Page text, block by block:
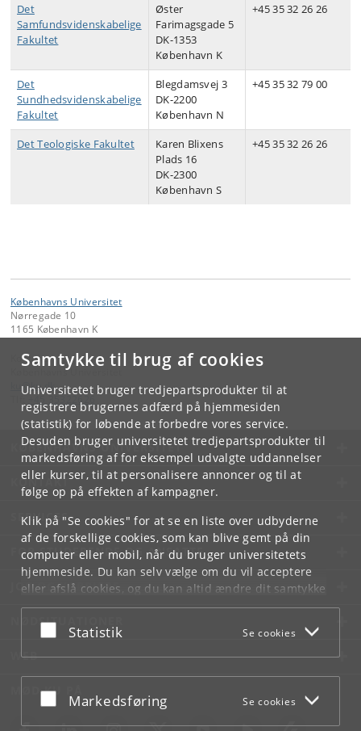
Samtykke til brug af cookies
Universitetet bruger tredjepartsprodukter til at
registrere brugernes adfærd på hjemmesiden
(statistik) for løbende at forbedre vores service.
Desuden bruger universitetet tredjepartsprodukter til
markedsføring af for eksempel udvalgte uddannelser
eller kurser, til at personalisere annoncer og til at
følge op på effekten af kampagner.
Klik på "Se cookies" for at se en liste over udbyderne
af de forskellige cookies, som kan blive gemt på din
computer eller mobil, når du bruger universitetets
hjemmeside. Du kan selv vælge om du vil acceptere
eller afslå cookies, og du kan altid ændre dit samtykke
underCookie- og privatlivspolitiksom du finder i
bunden af hver side.
Acceptér eller afslå
Statistik Se cookies
Acceptér eller afslå
Markedsføring Se cookies
Det
Samfundsvidenskabelige
Fakultet
Øster
Farimagsgade 5
DK-1353
København K
+45 35 32 26 26
Det
Sundhedsvidenskabelige
Fakultet
Blegdamsvej 3
DK-2200
København N
+45 35 32 79 00
Det Teologiske Fakultet
Karen Blixens
Plads 16
DK-2300
København S
+45 35 32 26 26
Københavns Universitet
Nørregade 10
1165 København K
Kontakt:
Københavns Universitet
@ku.dk
KØBENHAVNS UNIVERSITET
KONTAKT
SERVICES
FOR STUDERENDE OG ANSATTE
JOB OG KARRIERE
NØDSITUATIONER
WEB
MØD KU PÅ